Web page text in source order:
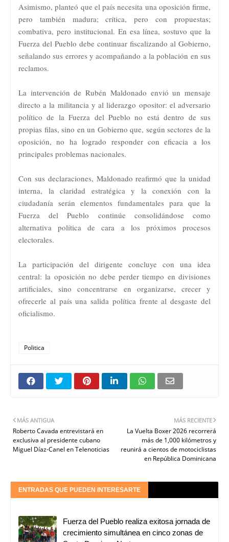
Asimismo, planteó que el país necesita una oposición firme,
pero también madura; crítica, pero con propuestas;
combativa, pero institucional. En esa línea, sostuvo que la
Fuerza del Pueblo debe continuar fiscalizando al Gobierno,
señalando sus errores y acompañando a la población en sus
reclamos.
La intervención de Rubén Maldonado envió un mensaje
directo a la militancia y al liderazgo opositor: el adversario
político de la Fuerza del Pueblo no está dentro de sus
propias filas, sino en un Gobierno que, según sectores de la
oposición, no ha logrado responder con eficacia a los
principales problemas nacionales.
Con sus declaraciones, Maldonado reafirmó que la unidad
interna, la claridad estratégica y la conexión con la
ciudadanía serán elementos fundamentales para que la
Fuerza del Pueblo continúe consolidándose como
alternativa política de cara a los próximos procesos
electorales.
La participación del dirigente concluye con una idea
central: la oposición no debe perder tiempo en divisiones
artificiales, sino concentrarse en organizarse, crecer y
ofrecerle al país una salida política frente al desgaste del
oficialismo.
Politica
MÁS RECIENTE
La Vuelta Boxer 2026 recorrerá
más de 1,000 kilómetros y
reunirá a cientos de motociclistas
en República Dominicana
MÁS ANTIGUA
Roberto Cavada entrevistará en
exclusiva al presidente cubano
Miguel Díaz-Canel en Telenoticias
ENTRADAS QUE PUEDEN INTERESARTE
Fuerza del Pueblo realiza exitosa jornada de
crecimiento simultánea en cinco zonas de